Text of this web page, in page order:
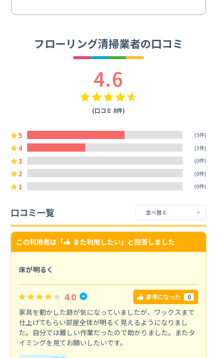
フローリング清掃業者の口コミ
4.6
(口コミ 8件)
5 (5件)
4 (3件)
3 (0件)
2 (0件)
1 (0件)
口コミ一覧
この利用者は「 また利用したい」と回答しました
床が明るく
4.0 参考になった 0
家具を動かした跡が気になっていましたが、ワックスまで
仕上げてもらい部屋全体が明るく見えるようになりまし
た。自分では難しい作業だったので助かりました。またタ
イミングを見てお願いしたいです。